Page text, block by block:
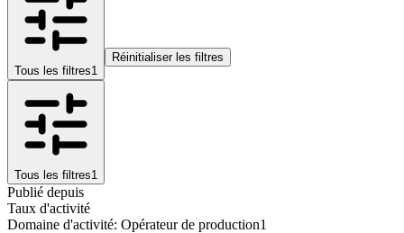
Tous les filtres1
Réinitialiser les filtres
Tous les filtres1
Publié depuis
Taux d'activité
Domaine d'activité: Opérateur de production1